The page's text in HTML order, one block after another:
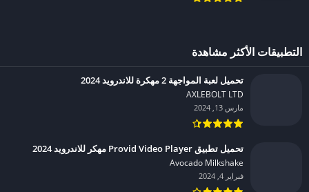
التطبيقات الأكثر مشاهدة
تحميل لعبة المواجهة 2 مهكرة للاندرويد 2024
AXLEBOLT LTD‏
مارس 13, 2024
تحميل تطبيق Provid Video Player مهكر للاندرويد 2024
Avocado Milkshake‏
فبراير 4, 2024